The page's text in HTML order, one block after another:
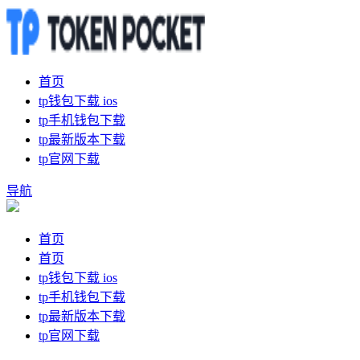
首页
tp钱包下载 ios
tp手机钱包下载
tp最新版本下载
tp官网下载
导航
首页
首页
tp钱包下载 ios
tp手机钱包下载
tp最新版本下载
tp官网下载